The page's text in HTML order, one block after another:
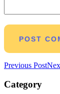
Previous Post
Category